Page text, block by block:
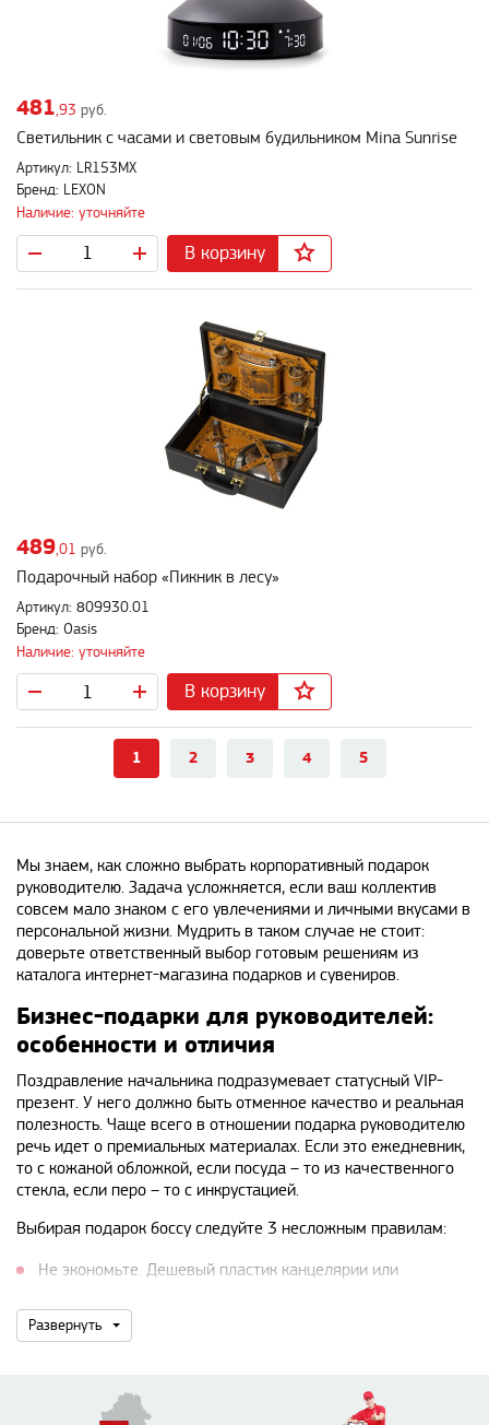
481,93 руб.
Светильник с часами и световым будильником Mina Sunrise
Артикул: LR153MX
Бренд: LEXON
Наличие: уточняйте
В корзину
489 ,01 руб.
Подарочный набор «Пикник в лесу»
Артикул: 809930.01
Бренд: Oasis
Наличие: уточняйте
В корзину
1 2 3 4 5
Мы знаем, как сложно выбрать корпоративный подарок
руководителю. Задача усложняется, если ваш коллектив
совсем мало знаком с его увлечениями и личными вкусами в
персональной жизни. Мудрить в таком случае не стоит:
доверьте ответственный выбор готовым решениям из
каталога интернет-магазина подарков и сувениров.
Бизнес-подарки для руководителей:
особенности и отличия
Поздравление начальника подразумевает статусный VIP-
презент. У него должно быть отменное качество и реальная
полезность. Чаще всего в отношении подарка руководителю
речь идет о премиальных материалах. Если это ежедневник,
то с кожаной обложкой, если посуда – то из качественного
стекла, если перо – то с инкрустацией.
Выбирая подарок боссу следуйте 3 несложным правилам:
Не экономьте. Дешевый пластик канцелярии или
подарке. Если есть возможность, запросите у поставщика
Не брендируйте корпоративные ВИП подарки слишком
Развернуть